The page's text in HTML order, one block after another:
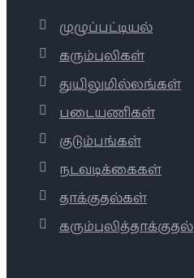
முழுப்பட்டியல்
கரும்புலிகள்
துயிலுமில்லங்கள்
படையணிகள்
குடும்பங்கள்
நடவடிக்கைகள்
தாக்குதல்கள்
கரும்புலித்தாக்குதல்